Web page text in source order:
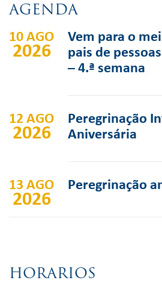
AGENDA
10 AGO
2026
Vem para o
pais de
– 4.ª semana
12 AGO
2026
Peregrinação
Aniversária
13 AGO
2026
Peregrinação
HORARIOS